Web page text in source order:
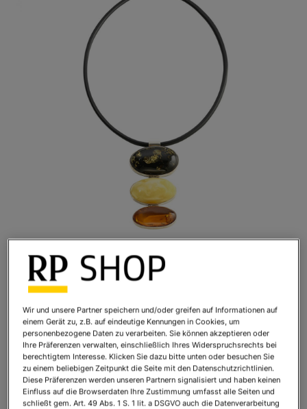
Bernsteincollier Strandspaziergang
Sofort lieferbar
Ihr Preis:315,00 €*
* inkl. MwSt. zzgl.Versandkosten
Wir und unsere Partner speichern und/oder greifen auf Informationen auf
einem Gerät zu, z.B. auf eindeutige Kennungen in Cookies, um
personenbezogene Daten zu verarbeiten. Sie können akzeptieren oder
Ihre Präferenzen verwalten, einschließlich Ihres Widerspruchsrechts bei
berechtigtem Interesse. Klicken Sie dazu bitte unten oder besuchen Sie
zu einem beliebigen Zeitpunkt die Seite mit den Datenschutzrichtlinien.
Diese Präferenzen werden unseren Partnern signalisiert und haben keinen
Einfluss auf die Browserdaten Ihre Zustimmung umfasst alle Seiten und
schließt gem. Art. 49 Abs. 1 S. 1 lit. a DSGVO auch die Datenverarbeitung